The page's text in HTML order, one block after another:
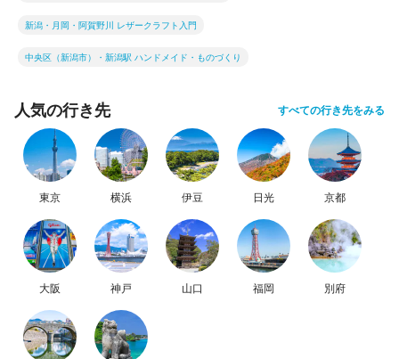
新潟・月岡・阿賀野川 レザークラフト入門
中央区（新潟市）・新潟駅 ハンドメイド・ものづくり
人気の行き先 すべての行き先をみる
東京 横浜 伊豆 日光 京都
大阪 神戸 山口 福岡 別府